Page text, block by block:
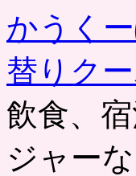
かうく
替りク
飲食、
ジャー